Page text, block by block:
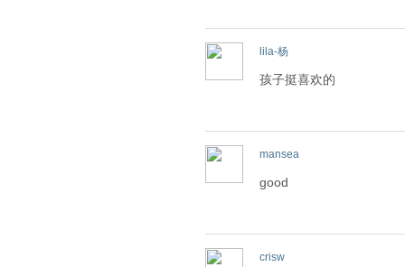
lila-杨
孩子挺喜欢的
mansea
good
crisw